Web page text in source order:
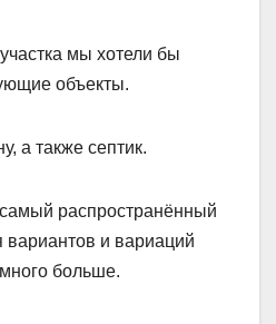
мы хотели бы
объекты.
а также септик.
распространённый
вариантов и вариаций
больше.